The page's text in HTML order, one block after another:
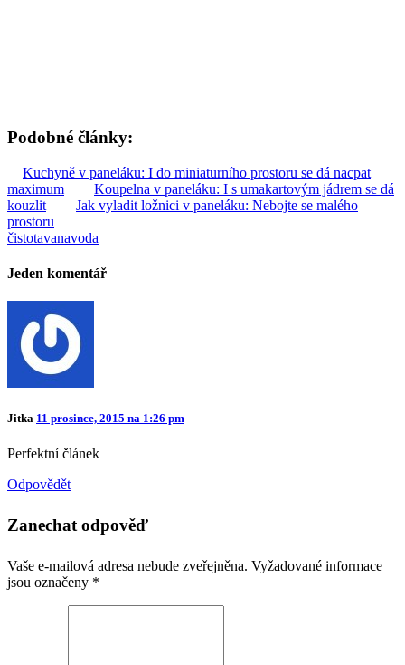
Podobné články:
Kuchyně v paneláku: I do miniaturního prostoru se dá nacpat
maximum
Koupelna v paneláku: I s umakartovým jádrem se dá
kouzlit
Jak vyladit ložnici v paneláku: Nebojte se malého
prostoru
čistotavanavoda
Jeden komentář
Jitka 11 prosince, 2015 na 1:26 pm
Perfektní článek
Odpovědět
Zanechat odpověď
Vaše e-mailová adresa nebude zveřejněna. Vyžadované informace
jsou označeny *